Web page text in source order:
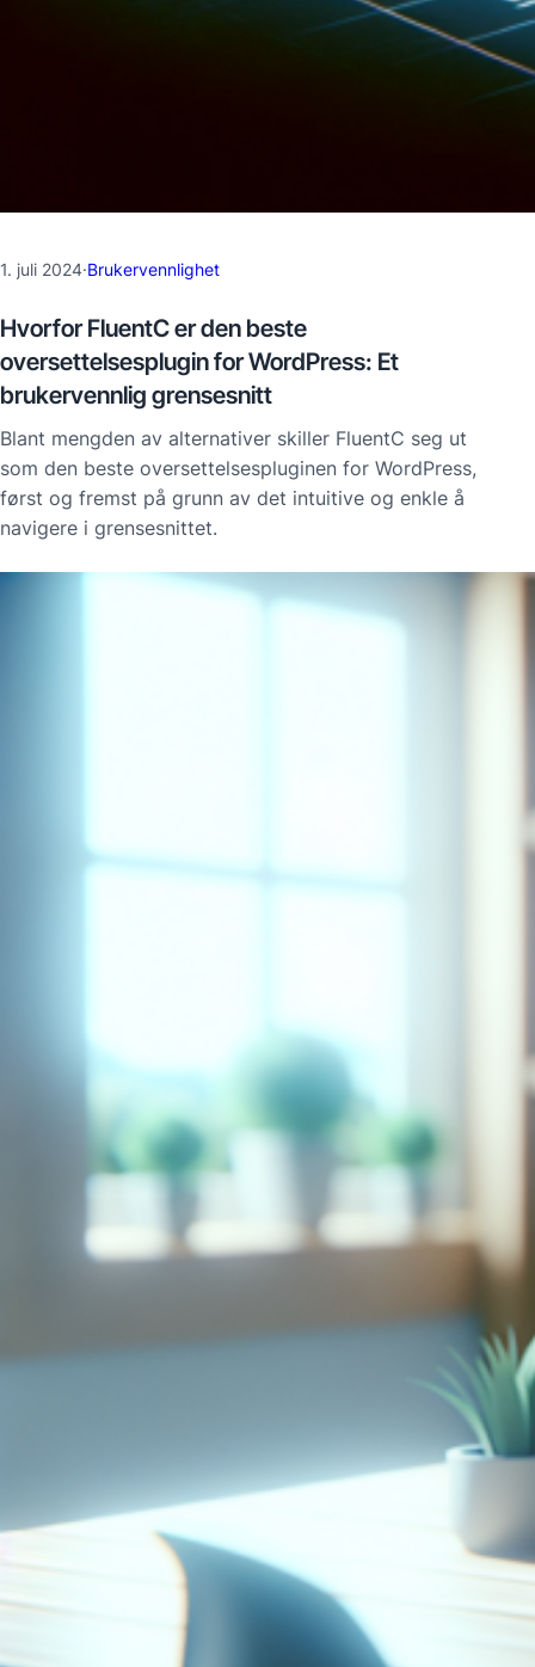
1. juli 2024·Brukervennlighet
Hvorfor FluentC er den beste
oversettelsesplugin for WordPress: Et
brukervennlig grensesnitt
Blant mengden av alternativer skiller FluentC seg ut
som den beste oversettelsespluginen for WordPress,
først og fremst på grunn av det intuitive og enkle å
navigere i grensesnittet.